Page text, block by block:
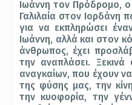
Ιωάννη τον Πρόδρομο, ο
Γαλιλαία στον Ιορδάνη
για να εκπληρώσει
Ιωάννη, αλλά και στον
άνθρωπος, έχει
την αναπλάσει.
αναγκαίων, που έχουν
της φύσης μας, την
την κυοφορία, την